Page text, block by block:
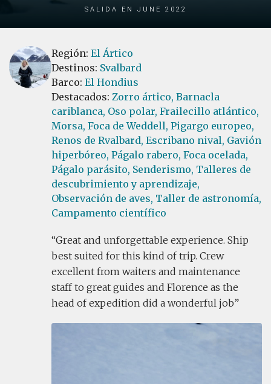
Salida en June 2022
Región: El Ártico
Destinos: Svalbard
Barco: El Hondius
Destacados: Zorro ártico, Barnacla
cariblanca, Oso polar, Frailecillo atlántico,
Morsa, Foca de Weddell, Pigargo europeo,
Renos de Rvalbard, Escribano nival, Gavión
hiperbóreo, Págalo rabero, Foca ocelada,
Págalo parásito, Senderismo, Talleres de
descubrimiento y aprendizaje,
Observación de aves, Taller de astronomía,
Campamento científico
Great and unforgettable experience. Ship
best suited for this kind of trip. Crew
excellent from waiters and maintenance
staff to great guides and Florence as the
head of expedition did a wonderful job